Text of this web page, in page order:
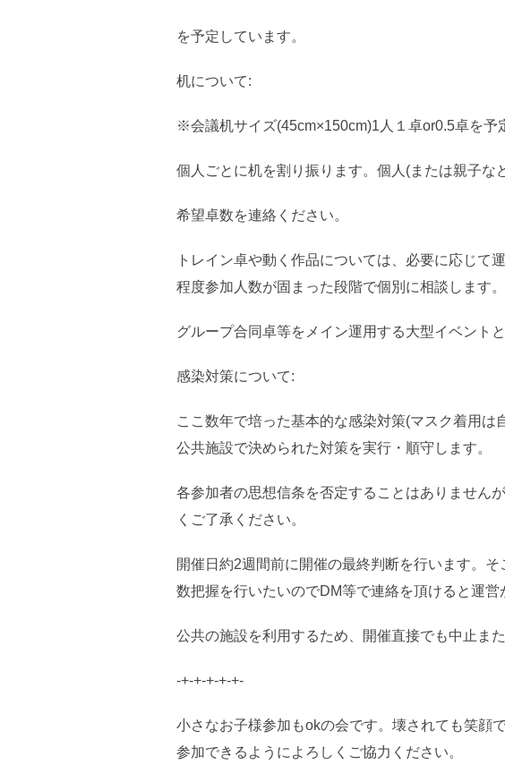
を予定しています。
机について:
※会議机サイズ(45cm×150cm)1人１卓or0.5卓を予
個人ごとに机を割り振ります。個人(または親子
希望卓数を連絡ください。
トレイン卓や動く作品については、必要に応じて
程度参加人数が固まった段階で個別に相談します。
グループ合同卓等をメイン運用する大型イベント
感染対策について:
ここ数年で培った基本的な感染対策(マスク着用
公共施設で決められた対策を実行・順守します。
各参加者の思想信条を否定することはありません
くご了承ください。
開催日約2週間前に開催の最終判断を行います。
数把握を行いたいのでDM等で連絡を頂けると運営
公共の施設を利用するため、開催直接でも中止ま
-+-+-+-+-+-
小さなお子様参加もokの会です。壊されても笑顔
参加できるようによろしくご協力ください。